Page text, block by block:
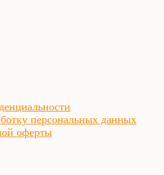
персональных данных
оферты